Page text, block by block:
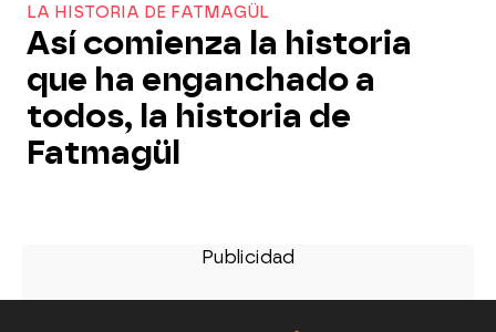
LA HISTORIA DE FATMAGÜL
Así comienza la historia
que ha enganchado a
todos, la historia de
Fatmagül